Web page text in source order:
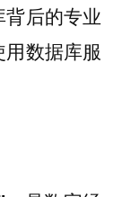
后的专业
数据库服